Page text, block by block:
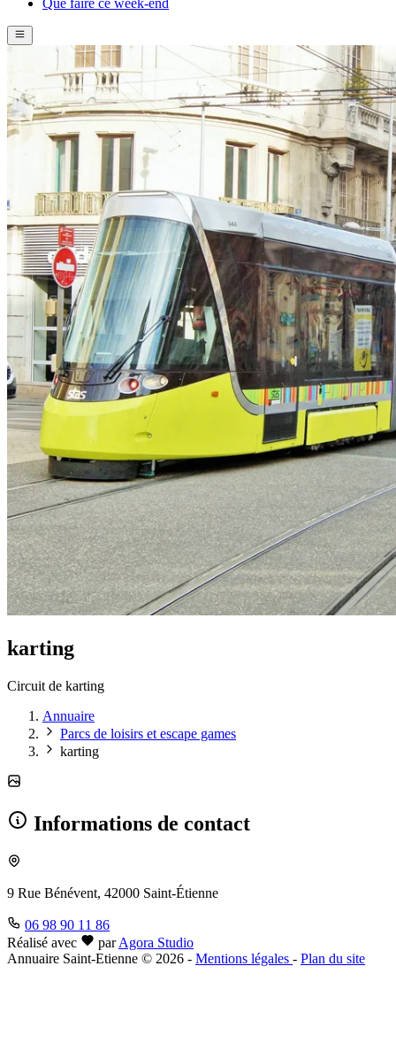
Que faire ce week-end
karting
Circuit de karting
Annuaire
Parcs de loisirs et escape games
karting
Informations de contact
9 Rue Bénévent, 42000 Saint-Étienne
06 98 90 11 86
Réalisé avec
par Agora Studio
Annuaire Saint-Etienne © 2026 - Mentions légales - Plan du site